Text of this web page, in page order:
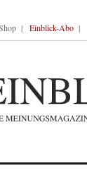
Einblick-Abo